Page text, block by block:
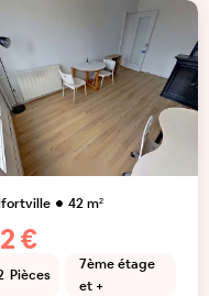
42m²
€
Pièces
7ème étage
et +